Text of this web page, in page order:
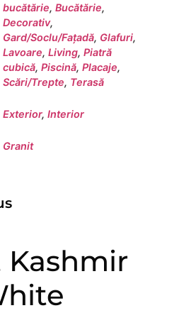
bucătărie, Bucătărie,
Decorativ,
Gard/Soclu/Fațadă, Glafuri,
Lavoare, Living, Piatră
cubică, Piscină, Placaje,
Scări/Trepte, Terasă
Exterior, Interior
Granit
Kashmir